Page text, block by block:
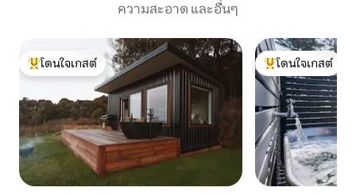
ความสะอาด และอื่นๆ
โดนใจเกสต์ที่สุด
โดนใจเกสต์
โดนใจเกสต์ที่สุด
โดนใจเกสต์